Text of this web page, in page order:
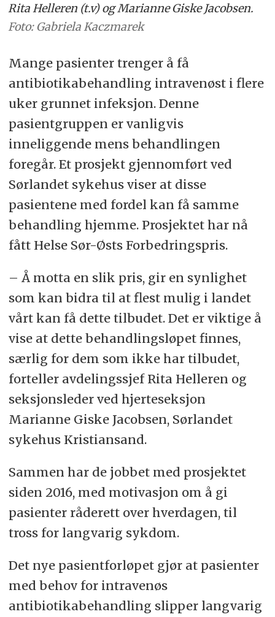
Rita Helleren (t.v) og Marianne Giske Jacobsen.
Foto: Gabriela Kaczmarek
Mange pasienter trenger å få
antibiotikabehandling intravenøst i flere
uker grunnet infeksjon. Denne
pasientgruppen er vanligvis
inneliggende mens behandlingen
foregår. Et prosjekt gjennomført ved
Sørlandet sykehus viser at disse
pasientene med fordel kan få samme
behandling hjemme. Prosjektet har nå
fått Helse Sør-Østs Forbedringspris.
– Å motta en slik pris, gir en synlighet
som kan bidra til at flest mulig i landet
vårt kan få dette tilbudet. Det er viktige å
vise at dette behandlingsløpet finnes,
særlig for dem som ikke har tilbudet,
forteller avdelingssjef Rita Helleren og
seksjonsleder ved hjerteseksjon
Marianne Giske Jacobsen, Sørlandet
sykehus Kristiansand.
Sammen har de jobbet med prosjektet
siden 2016, med motivasjon om å gi
pasienter råderett over hverdagen, til
tross for langvarig sykdom.
Det nye pasientforløpet gjør at pasienter
med behov for intravenøs
antibiotikabehandling slipper langvarig